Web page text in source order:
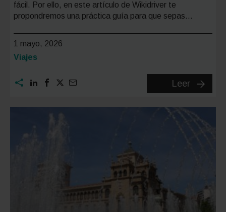
fácil. Por ello, en este artículo de Wikidriver te
propondremos una práctica guía para que sepas…
1 mayo, 2026
Categoría:
Viajes
Leer
Dónde
saber